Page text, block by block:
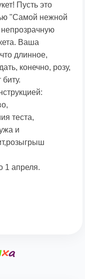
Пусть это
"Самой нежной
Ваша
длинное,
конечно, розу,
теста,
и
1 апреля.